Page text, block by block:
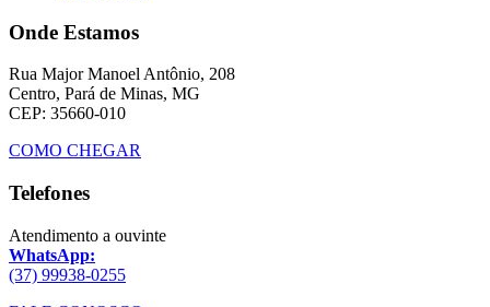
Onde Estamos
Rua Major Manoel Antônio, 208
Centro, Pará de Minas, MG
CEP: 35660-010
COMO CHEGAR
Telefones
Atendimento a ouvinte
WhatsApp:
(37) 99938-0255